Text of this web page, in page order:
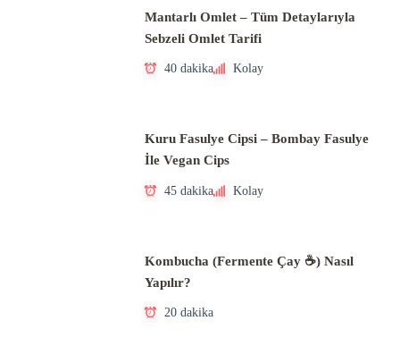
Mantarlı Omlet – Tüm Detaylarıyla
Sebzeli Omlet Tarifi
40 dakika Kolay
Kuru Fasulye Cipsi – Bombay Fasulye
İle Vegan Cips
45 dakika Kolay
Kombucha (Fermente Çay ☕) Nasıl
Yapılır?
20 dakika